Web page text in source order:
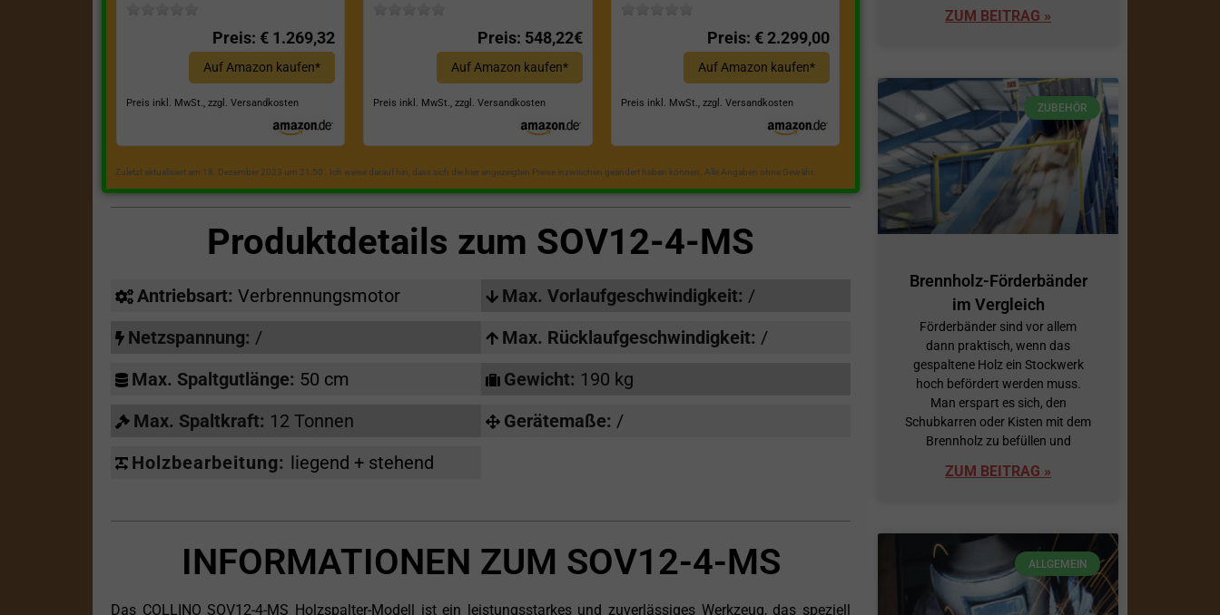
Preis: € 1.269,32
Auf Amazon kaufen*
Preis inkl. MwSt., zzgl. Versandkosten
Preis: 548,22€
Auf Amazon kaufen*
Preis inkl. MwSt., zzgl. Versandkosten
Preis: € 2.299,00
Auf Amazon kaufen*
Preis inkl. MwSt., zzgl. Versandkosten
Zuletzt aktualisiert am 18. Dezember 2023 um 21:50 . Ich weise darauf hin, dass sich die hier angezeigten Preise inzwischen geändert haben können. Alle Angaben ohne Gewähr.
Produktdetails zum SOV12-4-MS
Antriebsart: Verbrennungsmotor
Netzspannung: /
Max. Spaltgutlänge: 50 cm
Max. Spaltkraft: 12 Tonnen
Holzbearbeitung:
liegend + stehend
Max. Vorlaufgeschwindigkeit: /
Max. Rücklaufgeschwindigkeit: /
Gewicht: 190 kg
Gerätemaße: /
INFORMATIONEN ZUM SOV12-4-MS
Das COLLINO SOV12-4-MS Holzspalter-Modell ist ein leistungsstarkes und zuverlässiges Werkzeug, das speziell
ZUM BEITRAG »
ZUBEHÖR
Brennholz-Förderbänder
im Vergleich
Förderbänder sind vor allem
dann praktisch, wenn das
gespaltene Holz ein Stockwerk
hoch befördert werden muss.
Man erspart es sich, den
Schubkarren oder Kisten mit dem
Brennholz zu befüllen und
ZUM BEITRAG »
ALLGEMEIN